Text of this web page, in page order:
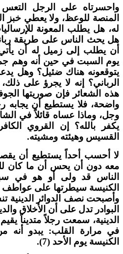
على الرجل التعس
للوعظ، ولا يعطي خبز
هل يطلب المعونة للإرساليات
يحث الناس على طريقة
يطلب إلى زميل له أن يأتي
السبت في حين أنه وهم
هناك ضئيل؟ وهل
إنه لا يجرؤ على ذلك،
الشعائر فإن صوريتها
فلا يستطيع أن يجابه
وماذا عساه قائلاً في
بالله؟ إن القروي
وهيئته ومشيته.
أحسب أحداً يستطيع أن يقصد
دون أن يحس أن ما كان
قد ولى أو هو في سبيل
سيطرتها على عواطف
نصف الدوائر الدينية
تدل على أن الأخلاق
سمعت رجلاً متديناً يقيم
مرارة القلب: يبدو أنه من
يوم الأحد (7).